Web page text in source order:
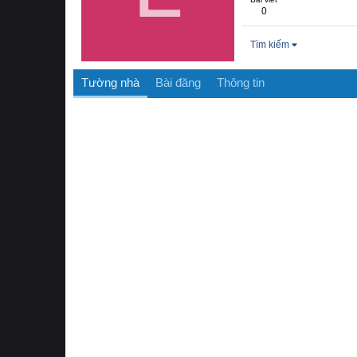
0
Tìm kiếm
Tường nhà Bài đăng Thông tin